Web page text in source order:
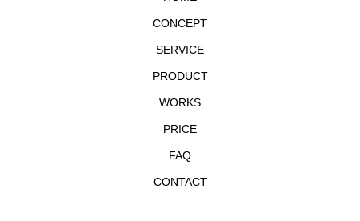
CONCEPT
SERVICE
PRODUCT
WORKS
PRICE
FAQ
CONTACT